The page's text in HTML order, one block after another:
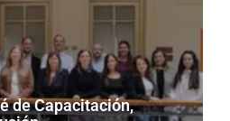
de Capacitación,